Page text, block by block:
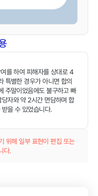
를 하여 피해자를 상대로 4
특별한 경우가 아니면 합의
주말이었음에도 불구하고 빠
자와 약 2시간 면담하며 합
을 수 있었습니다.
위해 일부 표현이 편집 또는
다.